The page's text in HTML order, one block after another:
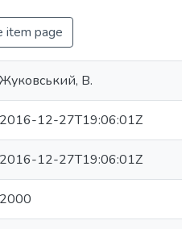
item page
Жуковський, В.
2016-12-27T19:06:01Z
2016-12-27T19:06:01Z
2000